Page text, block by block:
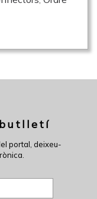
butlletí
portal, deixeu-